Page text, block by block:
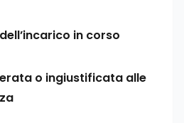
in corso
o ingiustificata alle